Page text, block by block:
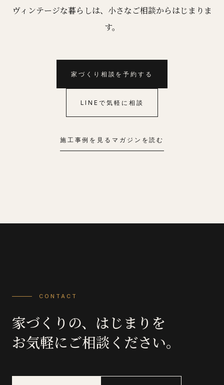
ヴィンテージな暮らしは、小さなご相談からはじまりま
す。
家づくり相談を予約する
LINEで気軽に相談
施工事例を見る マガジンを読む
CONTACT
家づくりの、はじまりを
お気軽にご相談ください。